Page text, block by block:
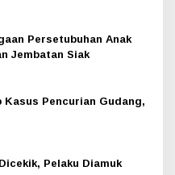
Persetubuhan Anak
Jembatan Siak
Kasus Pencurian Gudang,
Pelaku Diamuk